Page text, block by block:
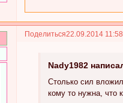
Поделиться22.09.2014
Nady1982
Столько сил
кому то нужна, что